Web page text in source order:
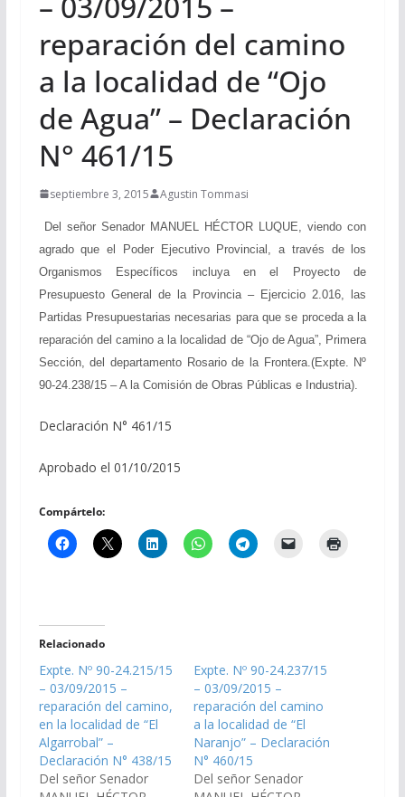
reparación del camino
a la localidad de “Ojo
de Agua” – Declaración
N° 461/15
septiembre 3, 2015 Agustin Tommasi
Del señor Senador MANUEL HÉCTOR LUQUE, viendo con
agrado que el Poder Ejecutivo Provincial, a través de los
Organismos Específicos incluya en el Proyecto de
Presupuesto General de la Provincia – Ejercicio 2.016, las
Partidas Presupuestarias necesarias para que se proceda a la
reparación del camino a la localidad de “Ojo de Agua”, Primera
Sección, del departamento Rosario de la Frontera.(Expte. Nº
90-24.238/15 – A la Comisión de Obras Públicas e Industria).
Declaración N° 461/15
Aprobado el 01/10/2015
Compártelo:
Relacionado
Expte. Nº 90-24.215/15
– 03/09/2015 –
reparación del camino,
en la localidad de “El
Algarrobal” –
Declaración N° 438/15
Del señor Senador
Expte. Nº 90-24.237/15
– 03/09/2015 –
reparación del camino
a la localidad de “El
Naranjo” – Declaración
N° 460/15
Del señor Senador